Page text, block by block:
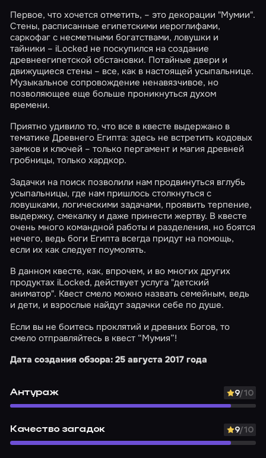
Первое, что хочется отметить, – это декорации "Мумии".
Стены, расписанные египетскими иероглифами,
саркофаг с несметными богатствами, ловушки и
тайники – iLocked не поскупился на создание
древнеегипетской обстановки. Потайные двери и
движущиеся стены – все, как в настоящей усыпальнице.
Музыкальное сопровождение ненавязчивое, но
позволяющее еще больше проникнуться духом
времени.
Приятно удивило то, что все в квесте выдержано в
тематике Древнего Египта: здесь не встретить кодовых
замков и ключей – только пергамент и магия древней
гробницы, только хардкор.
Задачки на поиск позволили нам продвинуться вглубь
усыпальницы, где нам пришлось столкнуться с
ловушками, логическими задачами, проявить терпение,
выдержку, смекалку и даже принести жертву. В квесте
очень много командной работы и разделения, но боятся
нечего, ведь боги Египта всегда придут на помощь,
если их как следует поумолять.
В данном квесте, как, впрочем, и во многих других
продуктах iLocked, действует услуга "детский
аниматор". Квест смело можно назвать семейным, ведь
и дети, и взрослые найдут задачки себе по душе.
Если вы не боитесь проклятий и древних Богов, то
смело отправляйтесь в квест “Мумия”!
Дата создания обзора: 25 августа 2017 года
Антураж 9/10
Качество загадок 9/10